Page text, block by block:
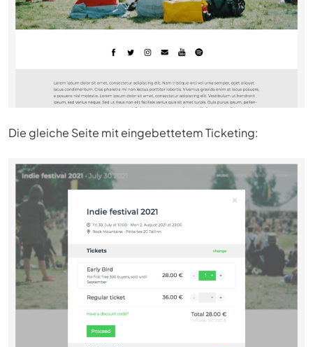
Die gleiche Seite mit eingebettetem Ticketing: